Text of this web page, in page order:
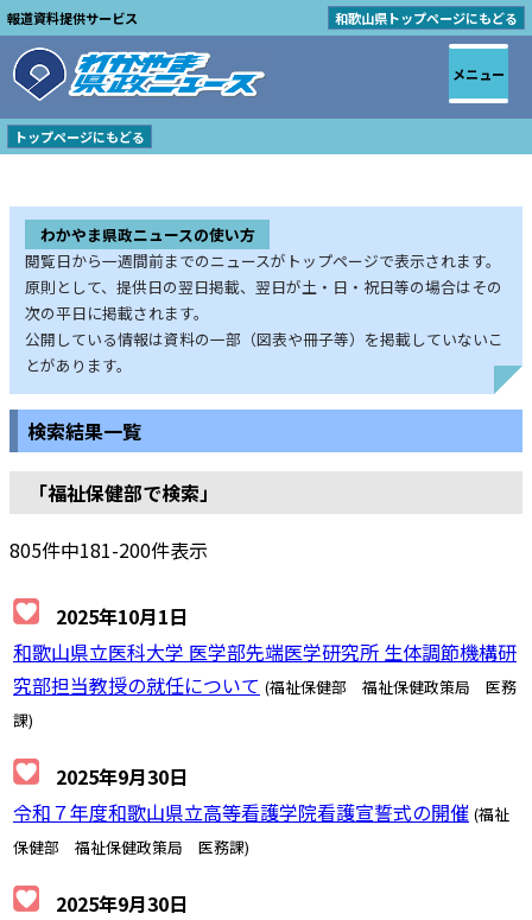
報道資料提供サービス 和歌山県トップページにもどる
トップページにもどる
わかやま県政ニュースの使い方
閲覧日から一週間前までのニュースがトップページで表示されます。
原則として、提供日の翌日掲載、翌日が土・日・祝日等の場合はその
次の平日に掲載されます。
公開している情報は資料の一部（図表や冊子等）を掲載していないこ
とがあります。
検索結果一覧
「福祉保健部で検索」
805件中181-200件表示
2025年10月1日
和歌山県立医科大学 医学部先端医学研究所 生体調節機構研
究部担当教授の就任について (福祉保健部 福祉保健政策局 医務
課)
2025年9月30日
令和７年度和歌山県立高等看護学院看護宣誓式の開催 (福祉
保健部 福祉保健政策局 医務課)
2025年9月30日
メニュー